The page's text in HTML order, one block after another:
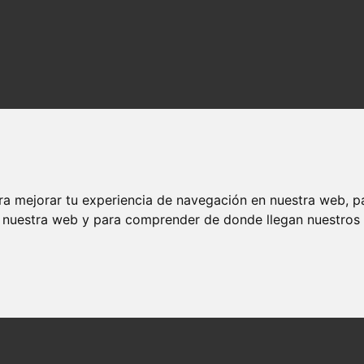
mejorar tu experiencia de navegación en nuestra web,
web y para comprender de donde llegan